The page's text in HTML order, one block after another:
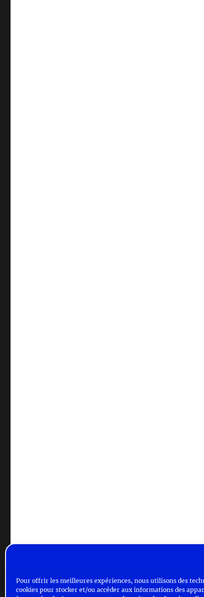
Pour offrir les meilleures expériences, nous utilisons des
cookies pour stocker et/ou accéder aux informations des